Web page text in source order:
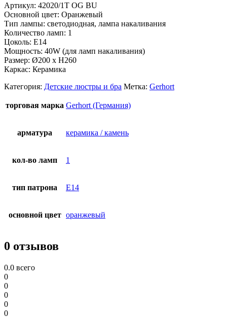
Артикул: 42020/1T OG BU
Основной цвет: Оранжевый
Тип лампы: светодиодная, лампа накаливания
Количество ламп: 1
Цоколь: E14
Мощность: 40W (для ламп накаливания)
Размер: Ø200 x H260
Каркас: Керамика
Категория: Детские люстры и бра Метка: Gerhort
торговая марка Gerhort (Германия)
арматура керамика / камень
кол-во ламп 1
тип патрона E14
основной цвет оранжевый
0 отзывов
0.0 всего
0
0
0
0
0